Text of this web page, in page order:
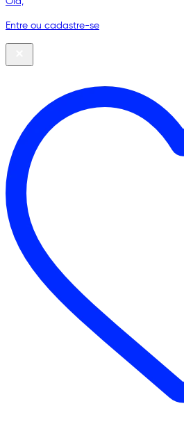
Entre ou cadastre-se